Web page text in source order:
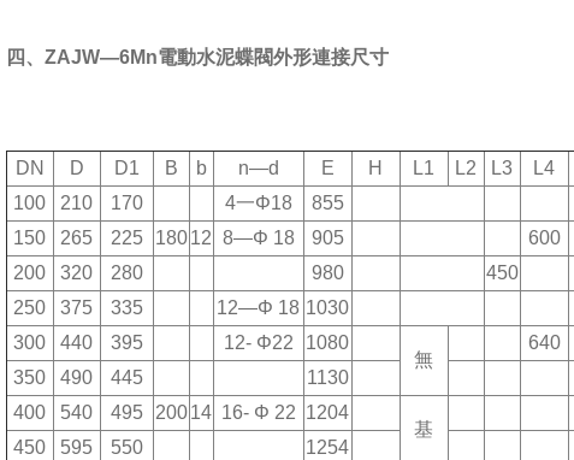
四、ZAJW—6Mn電動水泥蝶閥外形連接尺寸
DN D D1 B b n—d E H L1 L2 L3 L4
100
210 170 4一Φ18 855
150
265 225 18012 8—Φ 18 905 600
200
320 280 980 450
250
375 335 12—Φ 18 1030
300
440 395 12- Φ22
1080
無
640
350
490 445 1130
400
540 495 20014 16- Φ 22 1204
基
450
595 550 1254